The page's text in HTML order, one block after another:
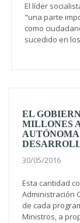
El líder
"una parte
como
sucedido en
EL
MILLONES
30/05/2016
Esta cantidad
Administración
de cada
Ministros, a